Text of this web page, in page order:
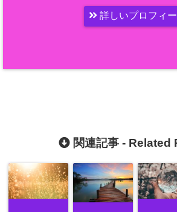
詳しいプロフィ
関連記事 - Related